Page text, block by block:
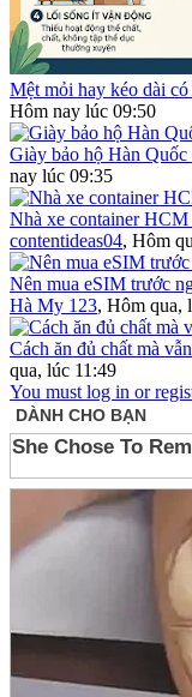
Mệt mỏi hay kéo dài
Hôm nay lúc 09:50
Giày bảo hộ Hàn
nay lúc 09:35
Nhà xe container HCM
contentideas04, Hôm
Nên mua eSIM trước
Hà My 123, Hôm qua,
Cách ăn đủ chất mà
qua, lúc 11:49
You must log in or